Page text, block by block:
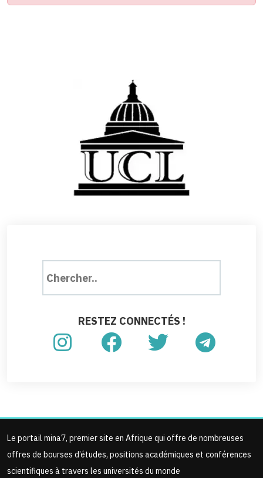
RESTEZ CONNECTÉS !
Le portail mina7, premier site en Afrique qui offre de nombreuses
offres de bourses d’études, positions académiques et conférences
scientifiques à travers les universités du monde